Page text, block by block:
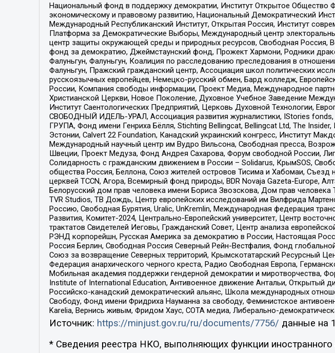
Национальный фонд в поддержку демократии, Институт Открытое
экономическому и правовому развитию, Национальный Демократический
Международный Республиканский Институт, Открытая Россия, Институт
Платформа за Демократические Выборы, Международный центр
центр защиты окружающей среды и природных ресурсов, Свободная Россия,
фонд за демократию, Джеймстаунский фонд, Прожект Хармони, Родники
Фалуньгун, Фалуньгун, Коалиция по расследованию преследования в
Фалуньгун, Пражский гражданский центр, Ассоциация школ политических
русскоязычных европейцев, Немецко-русский обмен, Бард колледж,
России, Компания свободы информации, Проект Медиа, Международное
Христианской Церкви, Новое Поколение, Духовное Учебное Заведение
Институт Саентологических Предприятий, Церковь Духовной Технологии,
СВОБОДНЫЙ ИДЕЛЬ-УРАЛ, Ассоциация развития журналистики, IStories
ГРУПА, Фонд имени Генриха Бёлля, Stichting Bellingcat, Bellingcat Ltd, The
Эстонии, Calvert 22 Foundation, Канадский украинский конгресс, Институт
Международный научный центр им Вудро Вильсона, Свободная пресса,
Швеции, Проект Медуза, Фонд Андрея Сахарова, Форум свободной России,
Солидарность с гражданским движением в России – Solidarus, КрымSOS,
общества Россия, Беллона, Союз жителей островов Тисима и Хабомаи,
церквей TCCN, Агора, Всемирный фонд природы, BDR Novaja Gazeta-Europe,
Белорусский дом прав человека имени Бориса Звозскова, Дом прав
TVR Studios, ТВ Дождь, Центр европейских исследований им Вилфрида
Россию, Свободная Бурятия, Uralic, UnKremlin, Международная федерация
Развития, Комитет-2024, Центрально-Европейский университет, Центр
трактатов Свидетелей Иеговы, Гражданский Совет, Центр анализа
РЭНД корпорейшн, Русская Америка за демократию в России, Настоящая
Россия Берлин, Свободная Россия Северный Рейн-Вестфалия, Фонд
Союз за возвращение Северных территорий, Крымскотатарский Ресурсный
Федерация анархического черного креста, Радио Свободная Европа,
Мобильная академия поддержки гендерной демократии и миротворчества,
Institute of International Education, Антивоенное движение Антальи, Открытый
Российско-канадский демократический альянс, Школа международных
Свободу, Фонд имени Фридриха Науманна за свободу, Феминистское
Karelia, Вернись живым, Фридом Хаус, СОТА медиа, Либерально-
Источник: https://minjust.gov.ru/ru/documents/7756/ данные на
* Сведения реестра НКО, выполняющих функции иностранного